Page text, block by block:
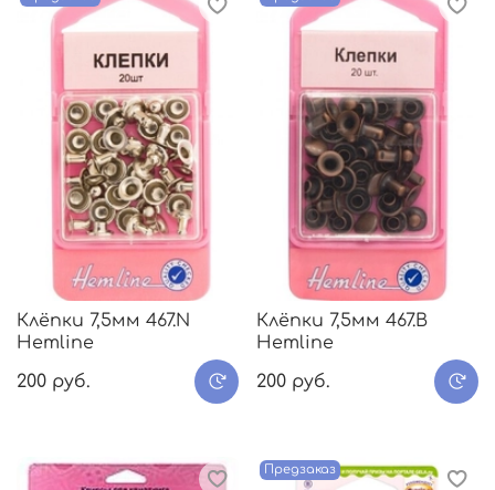
Клёпки 7,5мм 467.N
Hemline
200 руб.
Клёпки 7,5мм 467.В
Hemline
200 руб.
Предзаказ